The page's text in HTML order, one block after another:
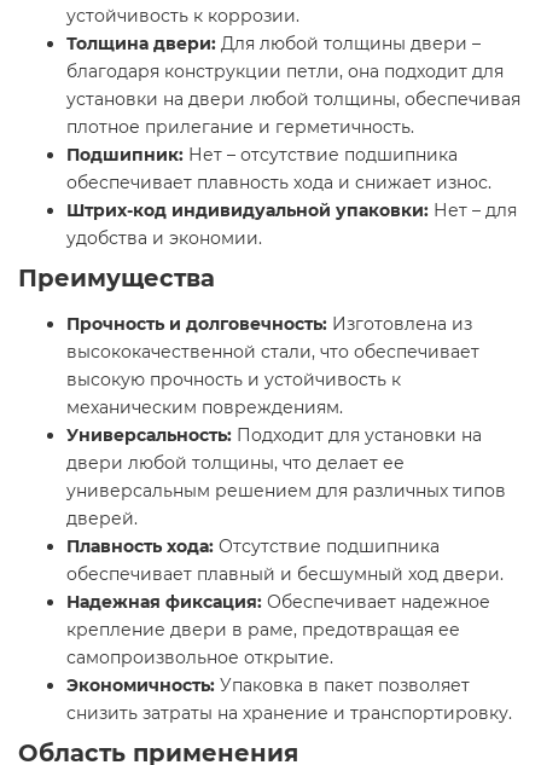
устойчивость к коррозии.
Толщина двери: Для любой толщины двери –
благодаря конструкции петли, она подходит для
установки на двери любой толщины, обеспечивая
плотное прилегание и герметичность.
Подшипник: Нет – отсутствие подшипника
обеспечивает плавность хода и снижает износ.
Штрих-код индивидуальной упаковки: Нет – для
удобства и экономии.
Преимущества
Прочность и долговечность: Изготовлена из
высококачественной стали, что обеспечивает
высокую прочность и устойчивость к
механическим повреждениям.
Универсальность: Подходит для установки на
двери любой толщины, что делает ее
универсальным решением для различных типов
дверей.
Плавность хода: Отсутствие подшипника
обеспечивает плавный и бесшумный ход двери.
Надежная фиксация: Обеспечивает надежное
крепление двери в раме, предотвращая ее
самопроизвольное открытие.
Экономичность: Упаковка в пакет позволяет
снизить затраты на хранение и транспортировку.
Область применения